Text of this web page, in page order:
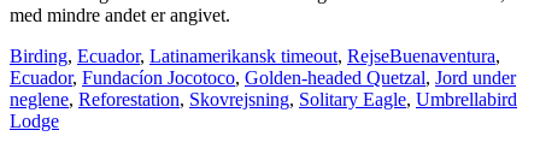
med mindre andet er angivet.
Categories
Birding, Ecuador, Latinamerikansk timeout, RejseTags
Buenaventura,
Ecuador, Fundacíon Jocotoco, Golden-headed Quetzal, Jord under
neglene, Reforestation, Skovrejsning, Solitary Eagle, Umbrellabird
Lodge